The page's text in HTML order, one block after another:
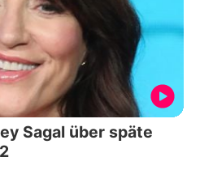
Sagal über späte